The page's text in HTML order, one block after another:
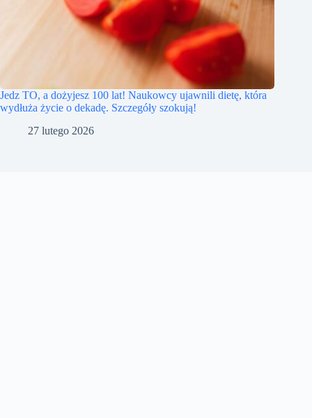
Jedz TO, a dożyjesz 100 lat! Naukowcy ujawnili dietę, która
wydłuża życie o dekadę. Szczegóły szokują!
27 lutego 2026